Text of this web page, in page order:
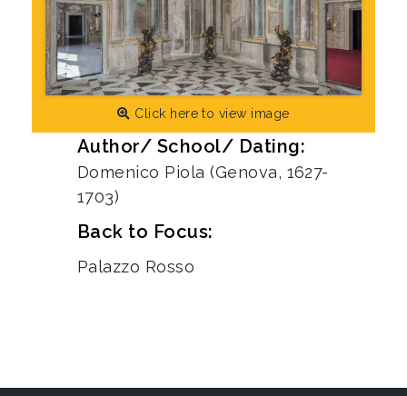
Click here to view image
Author/ School/ Dating:
Domenico Piola (Genova, 1627-
1703)
Back to Focus:
Palazzo Rosso